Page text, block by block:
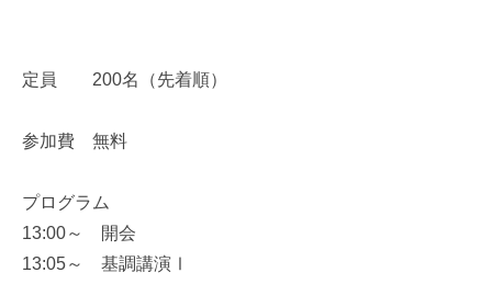
定員 200名（先着順）
参加費 無料
プログラム
13:00～ 開会
13:05～ 基調講演Ⅰ